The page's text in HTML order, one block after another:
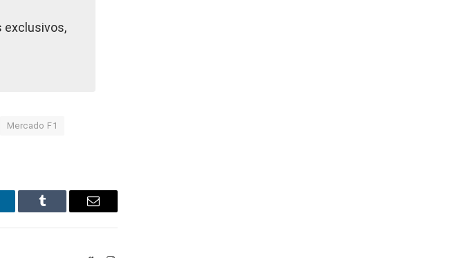
exclusivos,
Mercado F1
Tumblr
E-